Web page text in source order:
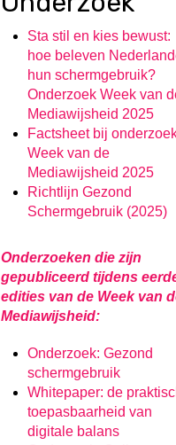
Sta stil en kies bewust:
hoe beleven
hun schermgebruik?
Onderzoek Week van
Mediawijsheid 2025
Factsheet bij
Week van de
Mediawijsheid 2025
Richtlijn Gezond
Schermgebruik (2025)
Onderzoeken die zijn
gepubliceerd tijdens
edities van de Week van
Mediawijsheid:
Onderzoek: Gezond
schermgebruik
Whitepaper: de
toepasbaarheid van
digitale balans